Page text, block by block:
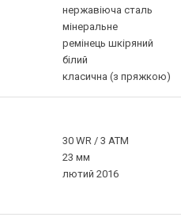
нержавіюча сталь
мінеральне
ремінець шкіряний
білий
класична (з пряжкою)
30 WR / 3 ATM
23 мм
лютий 2016